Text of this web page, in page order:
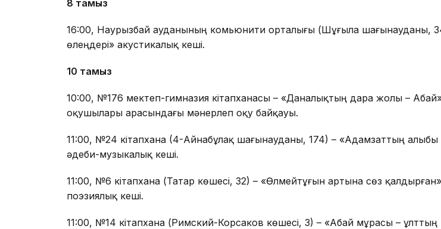
8 тамыз
16:00, Наурызбай ауданының комьюнити орталығы (Шұғыла шағынауданы,
өлеңдері» акустикалық кеші.
10 тамыз
10:00, №176 мектеп-гимназия кітапханасы – «Даналықтың дара жолы –
оқушылары арасындағы мәнерлеп оқу байқауы.
11:00, №24 кітапхана (4-Айнабұлақ шағынауданы, 174) – «Адамзаттың алыбы
әдеби-музыкалық кеші.
11:00, №6 кітапхана (Татар көшесі, 32) – «Өлмейтұғын артына сөз
поэзиялық кеші.
11:00, №14 кітапхана (Римский-Корсаков көшесі, 3) – «Абай мұрасы – ұлттың